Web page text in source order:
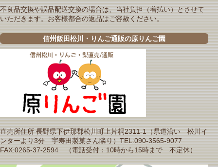
不良品交換や誤品配送交換の場合は、当社負担（着払い）とさせて
いただきます。お客様都合の返品はご容赦ください。
信州飯田松川・りんご通販の原りんご園
直売所住所 長野県下伊那郡松川町上片桐2311-1（県道沿い 松川イ
ンターより3分 宇寿田製菓さん隣り）TEL:090-3565-9077
FAX:0265-37-2594 （電話受付：10時から15時まで 不定休）